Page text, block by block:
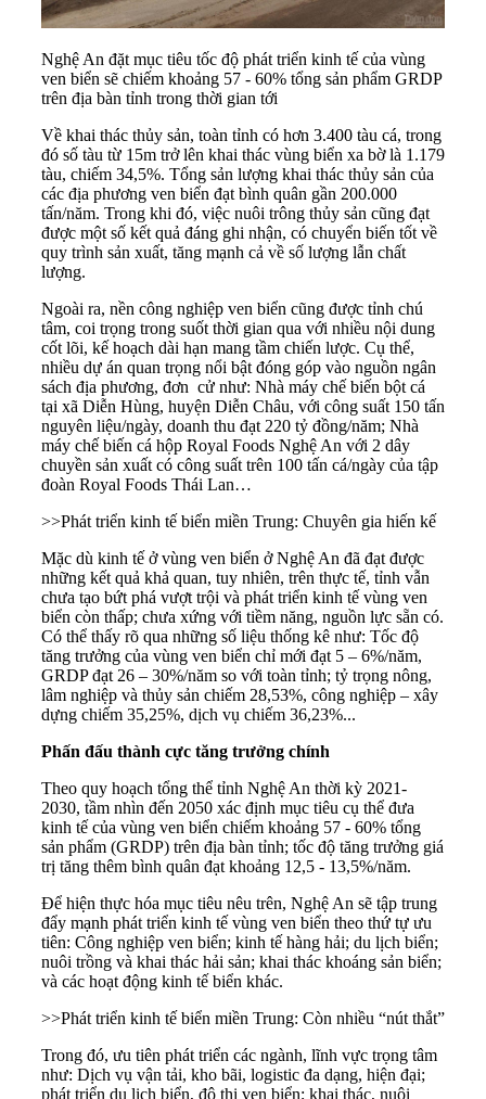
Nghệ An đặt mục tiêu tốc độ phát triển kinh tế của vùng
ven biển sẽ chiếm khoảng 57 - 60% tổng sản phẩm GRDP
trên địa bàn tỉnh trong thời gian tới
Về khai thác thủy sản, toàn tỉnh có hơn 3.400 tàu cá, trong
đó số tàu từ 15m trở lên khai thác vùng biển xa bờ là 1.179
tàu, chiếm 34,5%. Tổng sản lượng khai thác thủy sản của
các địa phương ven biển đạt bình quân gần 200.000
tấn/năm. Trong khi đó, việc nuôi trông thủy sản cũng đạt
được một số kết quả đáng ghi nhận, có chuyển biến tốt về
quy trình sản xuất, tăng mạnh cả về số lượng lẫn chất
lượng.
Ngoài ra, nền công nghiệp ven biển cũng được tỉnh chú
tâm, coi trọng trong suốt thời gian qua với nhiều nội dung
cốt lõi, kế hoạch dài hạn mang tầm chiến lược. Cụ thể,
nhiều dự án quan trọng nổi bật đóng góp vào nguồn ngân
sách địa phương, đơn cử như: Nhà máy chế biến bột cá
tại xã Diễn Hùng, huyện Diễn Châu, với công suất 150 tấn
nguyên liệu/ngày, doanh thu đạt 220 tỷ đồng/năm; Nhà
máy chế biến cá hộp Royal Foods Nghệ An với 2 dây
chuyền sản xuất có công suất trên 100 tấn cá/ngày của tập
đoàn Royal Foods Thái Lan…
>>Phát triển kinh tế biển miền Trung: Chuyên gia hiến kế
Mặc dù kinh tế ở vùng ven biển ở Nghệ An đã đạt được
những kết quả khả quan, tuy nhiên, trên thực tế, tỉnh vẫn
chưa tạo bứt phá vượt trội và phát triển kinh tế vùng ven
biển còn thấp; chưa xứng với tiềm năng, nguồn lực sẵn có.
Có thể thấy rõ qua những số liệu thống kê như: Tốc độ
tăng trưởng của vùng ven biển chỉ mới đạt 5 – 6%/năm,
GRDP đạt 26 – 30%/năm so với toàn tỉnh; tỷ trọng nông,
lâm nghiệp và thủy sản chiếm 28,53%, công nghiệp – xây
dựng chiếm 35,25%, dịch vụ chiếm 36,23%...
Phấn đấu thành cực tăng trưởng chính
Theo quy hoạch tổng thể tỉnh Nghệ An thời kỳ 2021-
2030, tầm nhìn đến 2050 xác định mục tiêu cụ thể đưa
kinh tế của vùng ven biển chiếm khoảng 57 - 60% tổng
sản phẩm (GRDP) trên địa bàn tỉnh; tốc độ tăng trưởng giá
trị tăng thêm bình quân đạt khoảng 12,5 - 13,5%/năm.
Để hiện thực hóa mục tiêu nêu trên, Nghệ An sẽ tập trung
đẩy mạnh phát triển kinh tế vùng ven biển theo thứ tự ưu
tiên: Công nghiệp ven biển; kinh tế hàng hải; du lịch biển;
nuôi trồng và khai thác hải sản; khai thác khoáng sản biển;
và các hoạt động kinh tế biển khác.
>>Phát triển kinh tế biển miền Trung: Còn nhiều “nút thắt”
Trong đó, ưu tiên phát triển các ngành, lĩnh vực trọng tâm
như: Dịch vụ vận tải, kho bãi, logistic đa dạng, hiện đại;
phát triển du lịch biển, đô thị ven biển; khai thác, nuôi